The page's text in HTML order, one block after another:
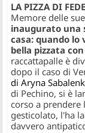
LA PIZZA DI
Memore delle
inaugurato una
casa: quando lo
bella pizzata
raccattapalle è
dopo il caso di
di Aryna
di Pechino, si è
corso a prendere
gesticolato, l'ha
davvero